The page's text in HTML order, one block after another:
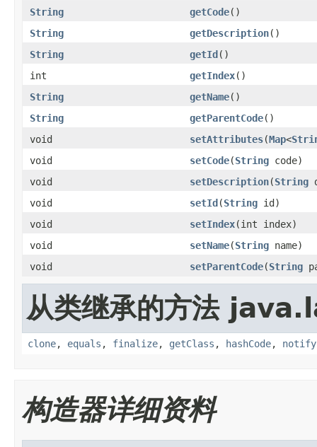
String
getCode()
String
getDescription()
String
getId()
int
getIndex()
String
getName()
String
getParentCode()
void
setAttributes(Map<
void
setCode(String code)
void
setDescription(String
void
setId(String id)
void
setIndex(int index)
void
setName(String name)
void
setParentCode(String
从类继承的方法
clone, equals , finalize, getClass , hashCode, notify
构造器详细资料